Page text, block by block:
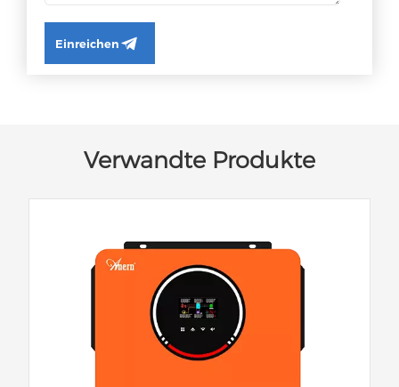
Einreichen
Verwandte Produkte